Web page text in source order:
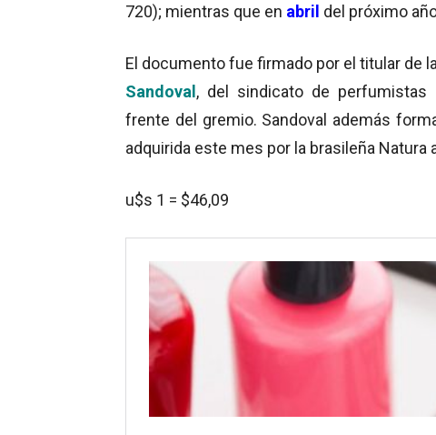
720); mientras que en abril del próximo
El documento fue firmado por el titular de
Sandoval, del sindicato de perfumistas
frente del gremio. Sandoval además
adquirida este mes por la brasileña Natura
u$s 1 = $46,09